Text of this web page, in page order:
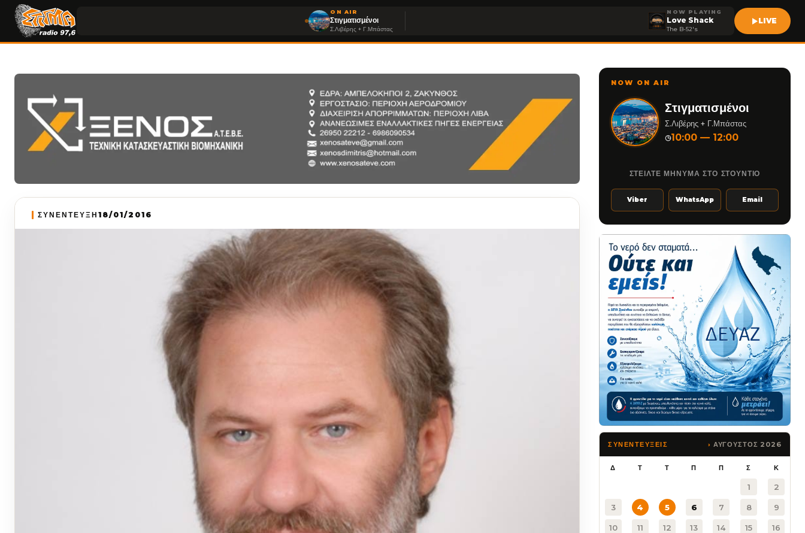
ON AIR
Στιγματισμένοι
Σ.Λιβέρης + Γ.Μπάστας
NOW PLAYING
Love Shack
The B-52's
LIVE
ΣΥΝΕΝΤΕΥΞΗ 18/01/2016
NOW ON AIR
Στιγματισμένοι
Σ.Λιβέρης + Γ.Μπάστας
◷10:00 — 12:00
ΣΤΕΙΛΤΕ ΜΗΝΥΜΑ ΣΤΟ ΣΤΟΥΝΤΙΟ
Viber WhatsApp Email
ΣΥΝΕΝΤΕΥΞΕΙΣ ΑΥΓΟΥΣΤΟΣ 2026
Δ Τ Τ Π Π Σ Κ
1 2
3 4 5 6 7 8 9
10 11 12 13 14 15 16